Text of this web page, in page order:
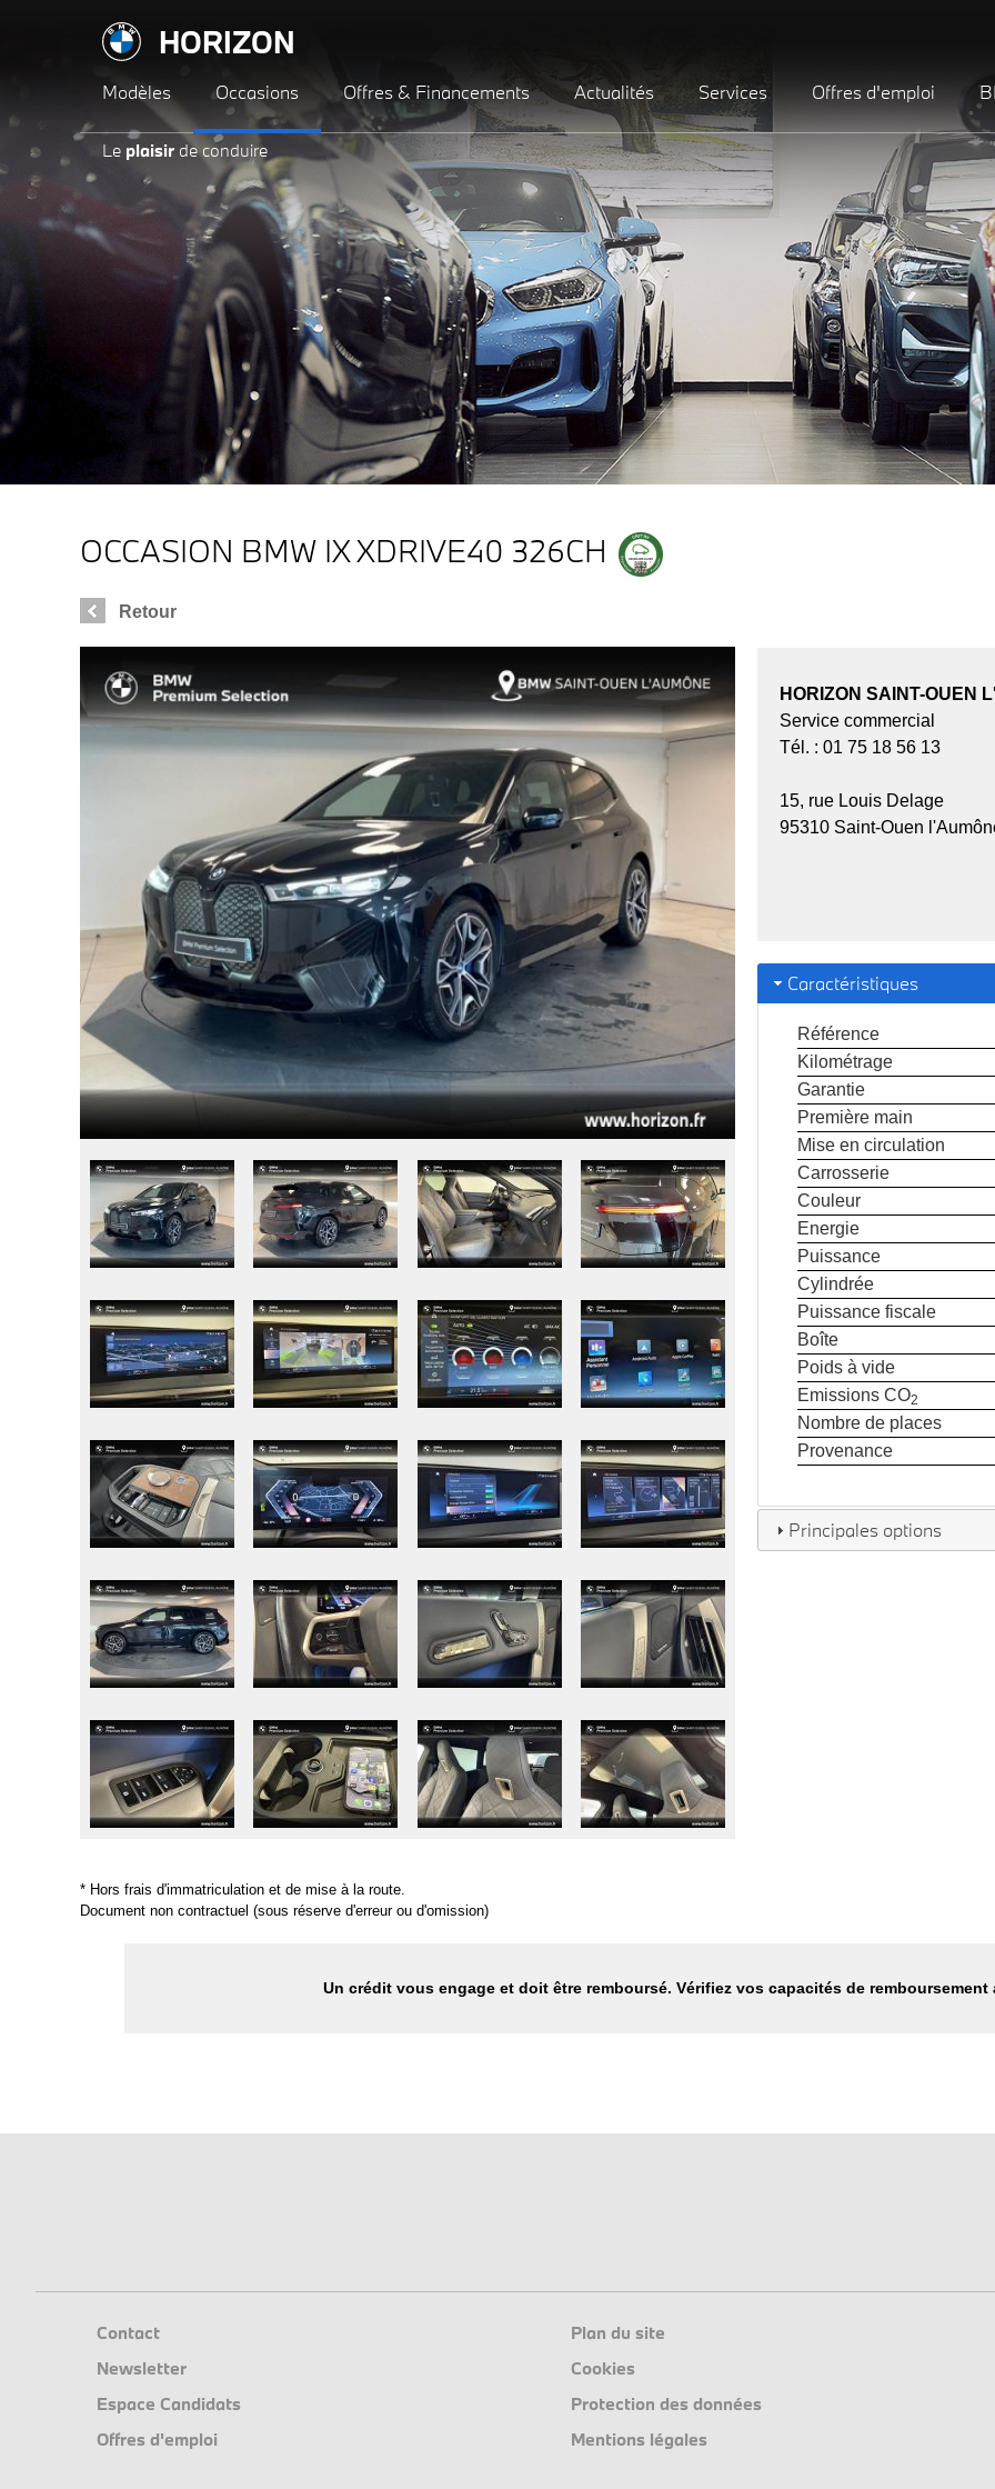
HORIZON
Modèles Occasions Offres & Financements Actualités Services Offres d'emploi
Le plaisir de conduire
OCCASION BMW IX XDRIVE40 326CH
Retour
* Hors frais d'immatriculation et de mise à la route.
Document non contractuel (sous réserve d'erreur ou d'omission)
HORIZON SAINT-OUEN
Service commercial
Tél. : 01 75 18 56 13
15, rue Louis Delage
95310 Saint-Ouen
Caractéristiques
Référence
Kilométrage
Garantie
Première main
Mise en circulation
Carrosserie
Couleur
Energie
Puissance
Cylindrée
Puissance fiscale
Boîte
Poids à vide
Emissions CO2
Nombre de places
Provenance
Principales options
Un crédit vous engage et doit être remboursé. Vérifiez vos capacités de remboursement
Contact
Newsletter
Espace Candidats
Offres d'emploi
Plan du site
Cookies
Protection des données
Mentions légales